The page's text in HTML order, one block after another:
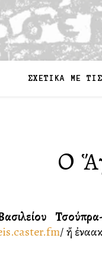
ΣΧΕΤΙΚΑ ΜΕ
Οἱ
/ ἤ